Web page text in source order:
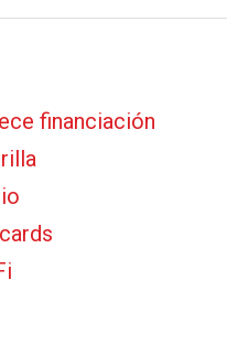
financiación